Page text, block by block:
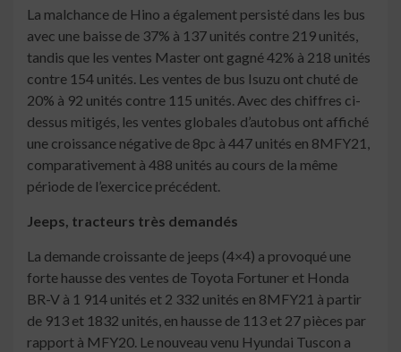
La malchance de Hino a également persisté dans les bus
avec une baisse de 37% à 137 unités contre 219 unités,
tandis que les ventes Master ont gagné 42% à 218 unités
contre 154 unités. Les ventes de bus Isuzu ont chuté de
20% à 92 unités contre 115 unités. Avec des chiffres ci-
dessus mitigés, les ventes globales d’autobus ont affiché
une croissance négative de 8pc à 447 unités en 8MFY21,
comparativement à 488 unités au cours de la même
période de l’exercice précédent.
Jeeps, tracteurs très demandés
La demande croissante de jeeps (4×4) a provoqué une
forte hausse des ventes de Toyota Fortuner et Honda
BR-V à 1 914 unités et 2 332 unités en 8MFY21 à partir
de 913 et 1832 unités, en hausse de 113 et 27 pièces par
rapport à MFY20. Le nouveau venu Hyundai Tuscon a